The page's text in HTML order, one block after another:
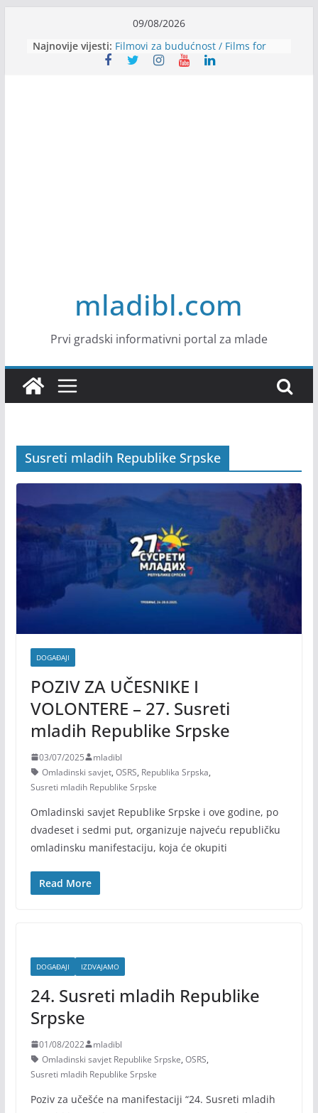
content
09/08/2026
Najnovije vijesti: Filmovi za budućnost / Films for
Future
mladibl.com
Prvi gradski informativni portal za mlade
Susreti mladih Republike Srpske
DOGAĐAJI
POZIV ZA UČESNIKE I
VOLONTERE – 27. Susreti
mladih Republike Srpske
03/07/2025
mladibl
Omladinski savjet, OSRS, Republika Srpska,
Susreti mladih Republike Srpske
Omladinski savjet Republike Srpske i ove godine, po
dvadeset i sedmi put, organizuje najveću republičku
omladinsku manifestaciju, koja će okupiti
Read More
DOGAĐAJI IZDVAJAMO
24. Susreti mladih Republike
Srpske
01/08/2022
mladibl
Omladinski savjet Republike Srpske, OSRS,
Susreti mladih Republike Srpske
Poziv za učešće na manifestaciji “24. Susreti mladih